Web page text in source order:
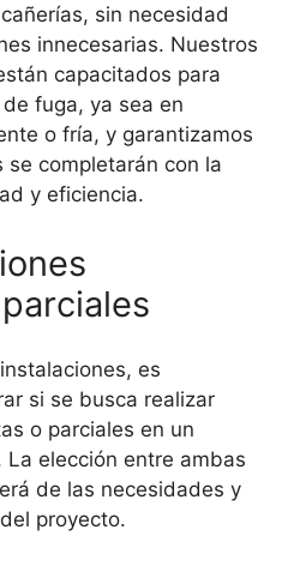
sin necesidad
innecesarias. Nuestros
capacitados para
fuga, ya sea en
o fría, y garantizamos
completarán con la
y eficiencia.
es
si se busca realizar
o parciales en un
elección entre ambas
de las necesidades y
proyecto.